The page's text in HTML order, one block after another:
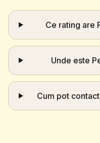
Ce rating are
Unde este
Cum pot